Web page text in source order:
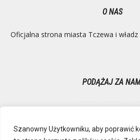
Szanowny Użytkowniku, aby poprawić
O NAS
Oficjalna strona miasta Tczewa i
PODĄŻAJ ZA